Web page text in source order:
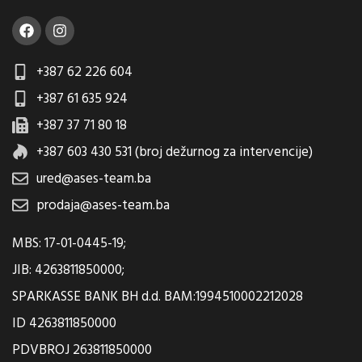
+387 62 226 604
+387 61 635 924
+387 37 71 80 18
+387 603 430 531 (broj dežurnog za intervencije)
ured@ases-team.ba
prodaja@ases-team.ba
MBS: 17-01-0445-19;
JIB: 4263811850000;
SPARKASSE BANK BH d.d. BAM:1994510002212028
ID 4263811850000
PDVBROJ 263811850000